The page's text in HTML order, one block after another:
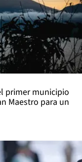
primer municipio
Maestro para un